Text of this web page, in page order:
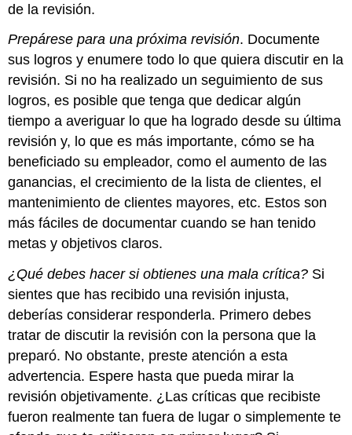
de la revisión.
Prepárese para una próxima revisión. Documente
sus logros y enumere todo lo que quiera discutir en la
revisión. Si no ha realizado un seguimiento de sus
logros, es posible que tenga que dedicar algún
tiempo a averiguar lo que ha logrado desde su última
revisión y, lo que es más importante, cómo se ha
beneficiado su empleador, como el aumento de las
ganancias, el crecimiento de la lista de clientes, el
mantenimiento de clientes mayores, etc. Estos son
más fáciles de documentar cuando se han tenido
metas y objetivos claros.
¿Qué debes hacer si obtienes una mala crítica? Si
sientes que has recibido una revisión injusta,
deberías considerar responderla. Primero debes
tratar de discutir la revisión con la persona que la
preparó. No obstante, preste atención a esta
advertencia. Espere hasta que pueda mirar la
revisión objetivamente. ¿Las críticas que recibiste
fueron realmente tan fuera de lugar o simplemente te